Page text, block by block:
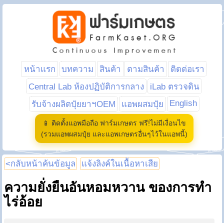
หน้าแรก บทความ สินค้า ตามสินค้า
ติดต่อเรา
Central Lab ห้องปฏิบัติการกลาง
iLab ตรวจดิน
รับจ้างผลิตปุ๋ยยาฯOEM
แอพผสมปุ๋ย English
📱 ติดตั้งแอพมือถือ ฟาร์มเกษตร ฟรี!ไม่มีเงื่อนไข
(รวมแอพผสมปุ๋ย และแอพเกษตรอื่นๆไว้ในแอพนี้)
<กลับหน้าค้นข้อมูล แจ้งลิงค์ในเนื้อหาเสีย
ความยั่งยืนอันหอมหวาน ของการทำ
ไร่อ้อย